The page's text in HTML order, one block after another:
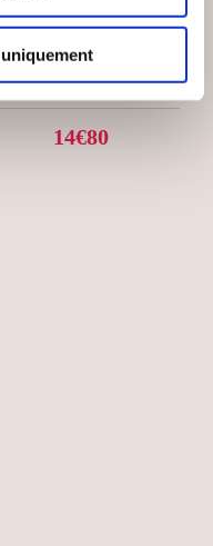
DU CÔTÉ DES
Romans
14€80